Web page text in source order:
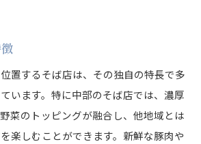
置するそば店は、その独自の特長で多
います。特に中部のそば店では、濃厚
菜のトッピングが融合し、他地域とは
楽しむことができます。新鮮な豚肉や